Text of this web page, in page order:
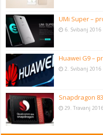
UMi Super –
6. Svibanj 2016
Huawei G9 –
2. Svibanj 2016
Snapdragon
29. Travanj 2016